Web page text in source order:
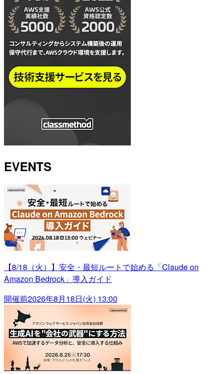
EVENTS
【8/18（火）】安全・最短ルートで始める「Claude on
Amazon Bedrock」導入ガイド
開催前2026年8月18日(火) 13:00